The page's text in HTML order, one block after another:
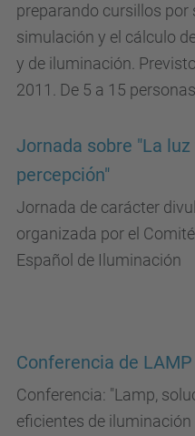
preparando cursillos por
simulación y el cálculo
y de iluminación.
2011. De 5 a 15
Jornada sobre "La luz
percepción"
Jornada de carácter
organizada por el Comité
Español de Iluminación
Conferencia de LAMP
Conferencia: "Lamp,
eficientes de iluminación